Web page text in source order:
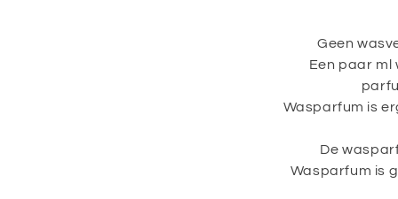
Geen
Een paar ml
Wasparfum is
De
Wasparfum is